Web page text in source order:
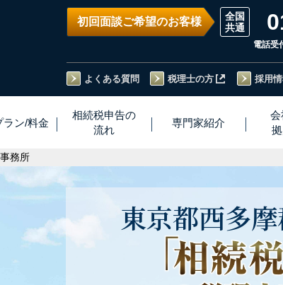
初回面談ご希望のお客様
電話受
よくある質問 税理士の方 採用
ラン/料金
相続税申告の
流れ
専門家紹介
会
務所
東京都西多